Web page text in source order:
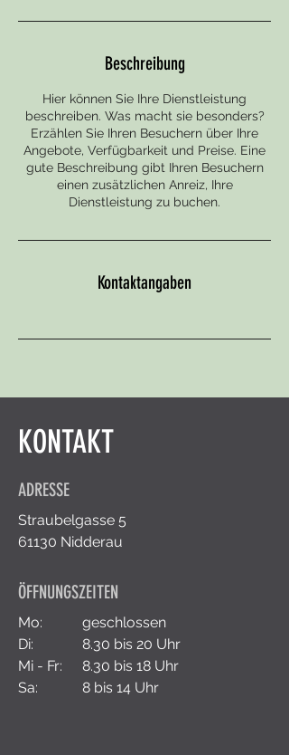
Beschreibung
Hier können Sie Ihre Dienstleistung
beschreiben. Was macht sie besonders?
Erzählen Sie Ihren Besuchern über Ihre
Angebote, Verfügbarkeit und Preise. Eine
gute Beschreibung gibt Ihren Besuchern
einen zusätzlichen Anreiz, Ihre
Dienstleistung zu buchen.
Kontaktangaben
KONTAKT
ADRESSE
Straubelgasse 5
61130 Nidderau
ÖFFNUNGSZEITEN
Mo:
Di:
Mi - Fr:
Sa:
geschlossen
8.30 bis 20 Uhr
8.30 bis 18 Uhr
8 bis 14 Uhr